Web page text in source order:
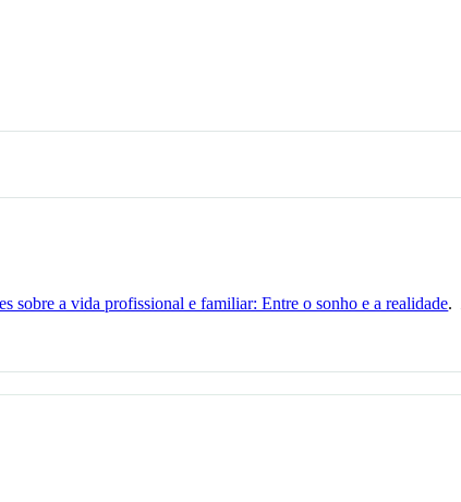
sobre a vida profissional e familiar: Entre o sonho e a realidade.